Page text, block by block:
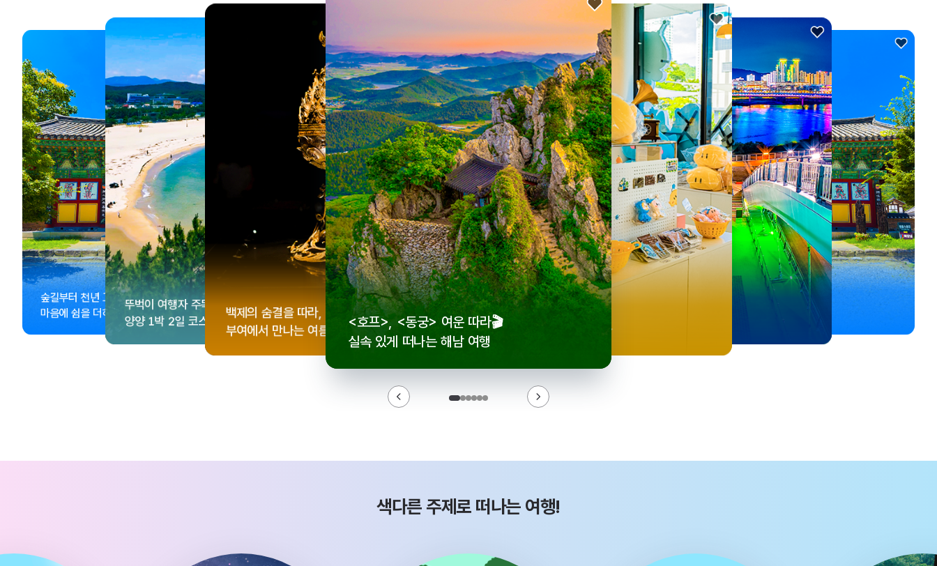
마
디
<동궁> 여운 따라🎬
떠나는 해남 여행
수집!
기념품숍 3곳⭐
더 재미있어지는숲길부터 천년 고찰까지!
마음에 쉼을 더하는 부안
뚜벅이 여행자 주목🚶
양양 1박 2일 코스
백제의 숨결을 따라,
부여에서 만나는 여름
<호프>, <동궁> 여운 따라🎬
실속 있게 떠나는 해남 여행
로컬 감성 수집!
전국 로컬 기념품숍 3곳⭐
우리말이 더 재미있어지는숲길부터 천년 고찰까지!뚜벅이 여행자 주목🚶
양양 1박 2일 코스
백제의 숨결을 따라,
부여에서 만나는 여름
<호프>, <동궁> 여운 따라🎬
실속 있게 떠나는 해남 여행
로컬 감성 수집!
전국 로컬 기념품숍 3곳⭐
우리말이 더 재미있어지는
세종 한글 여행
숲길부터 천년 고찰까지!
마음에 쉼을 더하는 부안
뚜벅이 여행자 주목🚶
양양 1박 2일 코스
백제의 숨결을 따라,
부여에서 만나는 여름
색다른 주제로 떠나는 여행!